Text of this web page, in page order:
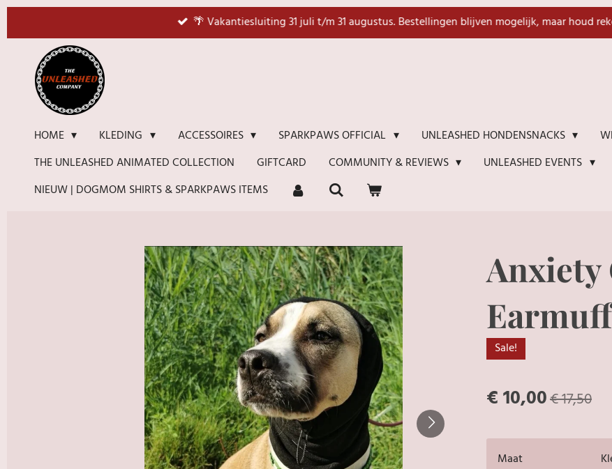
hoofdinhoud
🌴 Vakantiesluiting 31 juli t/m 31 augustus. Bestellingen blijven mogelijk, maar houd
HOME KLEDING ACCESSOIRES SPARKPAWS OFFICIAL UNLEASHED HONDENSNACKS
THE UNLEASHED ANIMATED COLLECTION
GIFTCARD COMMUNITY & REVIEWS UNLEASHED EVENTS
NIEUW | DOGMOM SHIRTS & SPARKPAWS ITEMS
Anxiety
Sale!
€ 10,00€ 17,50
Maat